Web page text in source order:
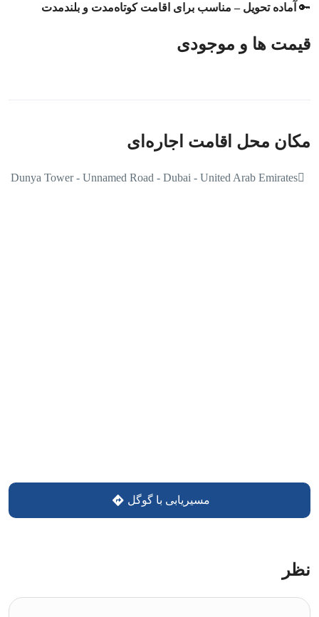
🔑 آماده تحویل – مناسب برای اقامت کوتاه‌مدت و بلندمدت
قیمت ها و موجودی
مکان محل اقامت اجاره‌ای
Dunya Tower - Unnamed Road - Dubai - United Arab Emirates
مسیریابی با گوگل
نظر